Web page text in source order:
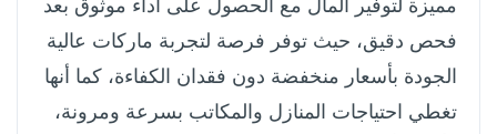
مميزة لتوفير المال مع الحصول على أداء موثوق بعد
فحص دقيق، حيث توفر فرصة لتجربة ماركات عالية
الجودة بأسعار منخفضة دون فقدان الكفاءة، كما أنها
تغطي احتياجات المنازل والمكاتب بسرعة ومرونة،